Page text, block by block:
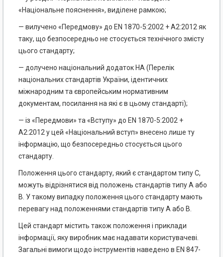
«Національне пояснення», виділене рамкою;
— вилучено «Передмову» до EN 1870-5:2002 + А2:2012 як
таку, що безпосередньо не стосується технічного змісту
цього стандарту;
— долучено національний додаток НА (Перелік
національних стандартів України, ідентичних
міжнародним та європейським нормативним
документам, посилання на які є в цьому стандарті);
— із «Передмови» та «Вступу» до EN 1870-5:2002 +
А2:2012 у цей «Національний вступ» внесено лише ту
інформацію, що безпосередньо стосується цього
стандарту.
Положення цього стандарту, який є стандартом типу С,
можуть відрізнятися від положень стандартів типу А або
В. У такому випадку положення цього стандарту мають
перевагу над положеннями стандартів типу А або В.
Цей стандарт містить також положення і приклади
інформації, яку виробник має надавати користувачеві.
Загальні вимоги щодо інструментів наведено в EN 847-